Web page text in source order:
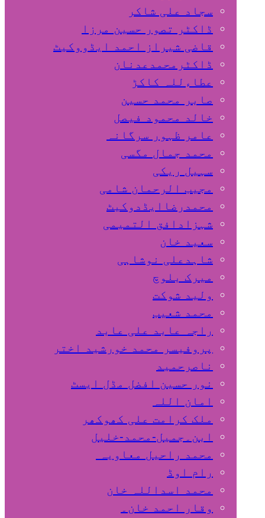
سجاد علی شاکر
ڈاکٹر تصور حسین مرزا
قاضی شیراز احمد ایڈووکیٹ
ڈاکٹرمحمدعدنان
عطاءللہ کاکڑ
صابر محمد حسین
خالد محمود فیصل
عامر ظہور سرگانہ
محمد جمال مگسی
سہیل ريكی
مجیب الرحمان شامی
محمدرضاایڈدوکیٹ
شہزادافق التمیمی
سعید خان
شاہدعلی نوشاہی
میرک بلوچ
ولید شوکت
محمد شعیب
راجہ عابد علی عابد
پروفیسر محمد خورشید اختر
ناصرحمید
نور حسین افضل مڈل ایسٹ
امان اللہ
ملک کرامت علی کھوکھر
ابن۔جمیل-محمد-خلیل
محمد راحیل معاویہ
رام اوڈ
محمد اسداللہ خان
وقار احمد خان۔